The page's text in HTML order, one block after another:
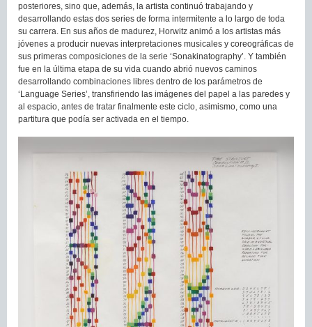
posteriores, sino que, además, la artista continuó trabajando y
desarrollando estas dos series de forma intermitente a lo largo de toda
su carrera. En sus años de madurez, Horwitz animó a los artistas más
jóvenes a producir nuevas interpretaciones musicales y coreográficas de
sus primeras composiciones de la serie ‘Sonakinatography’. Y también
fue en la última etapa de su vida cuando abrió nuevos caminos
desarrollando combinaciones libres dentro de los parámetros de
‘Language Series’, transfiriendo las imágenes del papel a las paredes y
al espacio, antes de tratar finalmente este ciclo, asimismo, como una
partitura que podía ser activada en el tiempo.